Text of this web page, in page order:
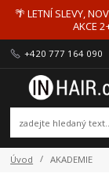
🌴 LETNÍ SLEVY,
AKCE
+420 777 164 090
Úvod AKADEMIE